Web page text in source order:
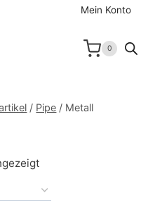
Mein Konto
0
/ Pipe / Metall